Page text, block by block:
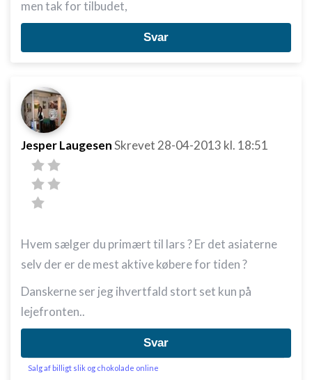
men tak for tilbudet,
Svar
Jesper LaugesenSkrevet 28-04-2013 kl. 18:51
Hvem sælger du primært til lars ? Er det asiaterne
selv der er de mest aktive købere for tiden ?
Danskerne ser jeg ihvertfald stort set kun på
lejefronten..
Svar
Salg af billigt slik og chokolade online